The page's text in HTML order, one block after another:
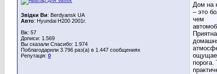
Звідки Ви: Berdyansk UA
Авто: Hyundai H200 2001г.
Вік: 57
Дописи: 1.569
Вы сказали Спасибо: 1.974
Поблагодарили 3.796 раз(а) в 1.447 сообщениях
Репутація: 0
Дом на
– это
чем
порога.